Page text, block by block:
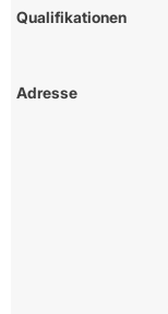
Qualifikationen
Adresse